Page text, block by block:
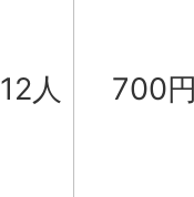
12人 700